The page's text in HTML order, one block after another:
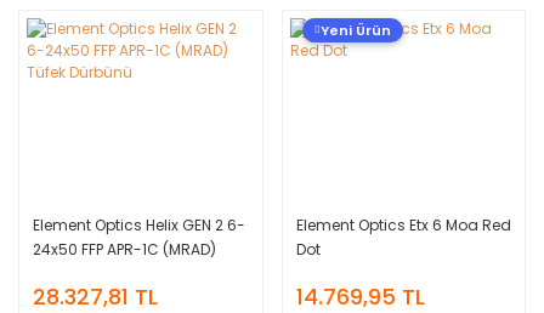
Element Optics Helix GEN 2 6-
24x50 FFP APR-1C (MRAD)
28.327,81 TL
Yeni Ürün
Element Optics Etx 6 Moa Red
Dot
14.769,95 TL